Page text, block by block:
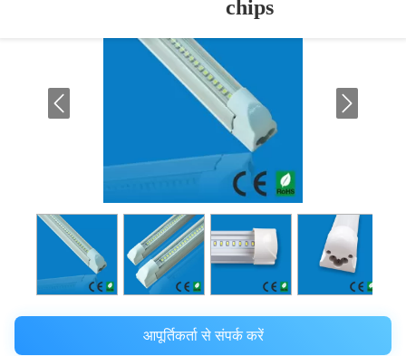
chips
आपूर्तिकर्ता से संपर्क करें